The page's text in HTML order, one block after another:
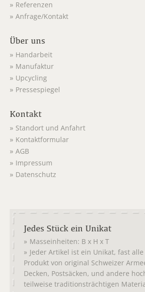
Referenzen
Anfrage/Kontakt
Über uns
Handarbeit
Manufaktur
Upcycling
Pressespiegel
Kontakt
Standort und Anfahrt
Kontaktformular
AGB
Impressum
Datenschutz
Jedes Stück ein Unikat
Masseinheiten: B x H x T
Jeder Artikel ist ein Unikat, fast
Produkt von original Schweizer
Decken, Postsäcken, und andere
teilweise traditionsträchtigen